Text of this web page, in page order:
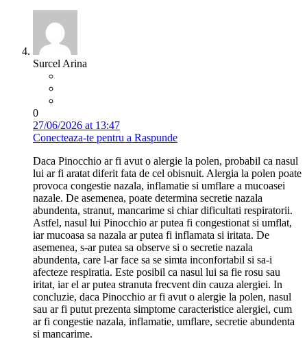
Surcel Arina
0
27/06/2026 at 13:47
Conecteaza-te pentru a Raspunde
Daca Pinocchio ar fi avut o alergie la polen, probabil ca nasul
lui ar fi aratat diferit fata de cel obisnuit. Alergia la polen poate
provoca congestie nazala, inflamatie si umflare a mucoasei
nazale. De asemenea, poate determina secretie nazala
abundenta, stranut, mancarime si chiar dificultati respiratorii.
Astfel, nasul lui Pinocchio ar putea fi congestionat si umflat,
iar mucoasa sa nazala ar putea fi inflamata si iritata. De
asemenea, s-ar putea sa observe si o secretie nazala
abundenta, care l-ar face sa se simta inconfortabil si sa-i
afecteze respiratia. Este posibil ca nasul lui sa fie rosu sau
iritat, iar el ar putea stranuta frecvent din cauza alergiei. In
concluzie, daca Pinocchio ar fi avut o alergie la polen, nasul
sau ar fi putut prezenta simptome caracteristice alergiei, cum
ar fi congestie nazala, inflamatie, umflare, secretie abundenta
si mancarime.